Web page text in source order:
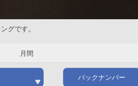
グです。
月間
バックナンバー